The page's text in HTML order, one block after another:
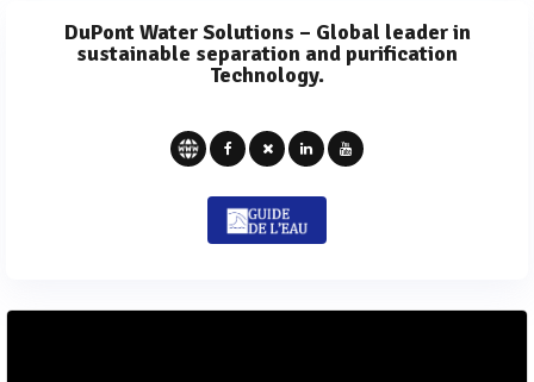
DuPont Water Solutions – Global leader in
sustainable separation and purification
Technology.